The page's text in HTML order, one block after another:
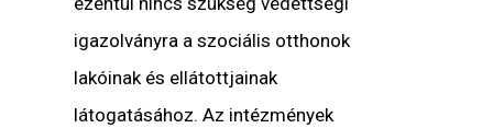
igazolványra a szociális otthonok
lakóinak és ellátottjainak
látogatásához. Az intézmények